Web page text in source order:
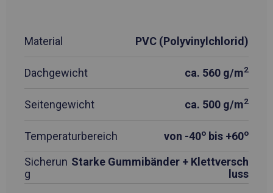
Material PVC (Polyvinylchlorid)
Dachgewicht ca. 560 g/m2
Seitengewicht ca. 500 g/m2
Temperaturbereich von -40o bis +60o
Sicherun
g
Starke Gummibänder + Klettversch
luss